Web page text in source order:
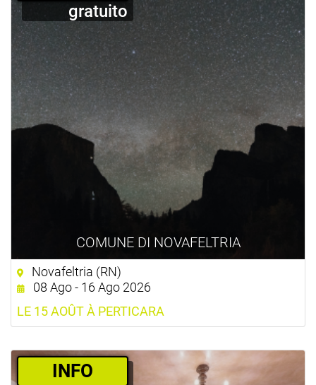
COMUNE DI NOVAFELTRIA
gratuito
Novafeltria (RN)
08 Ago - 16 Ago 2026
LE 15 AOÛT À PERTICARA
­INFO